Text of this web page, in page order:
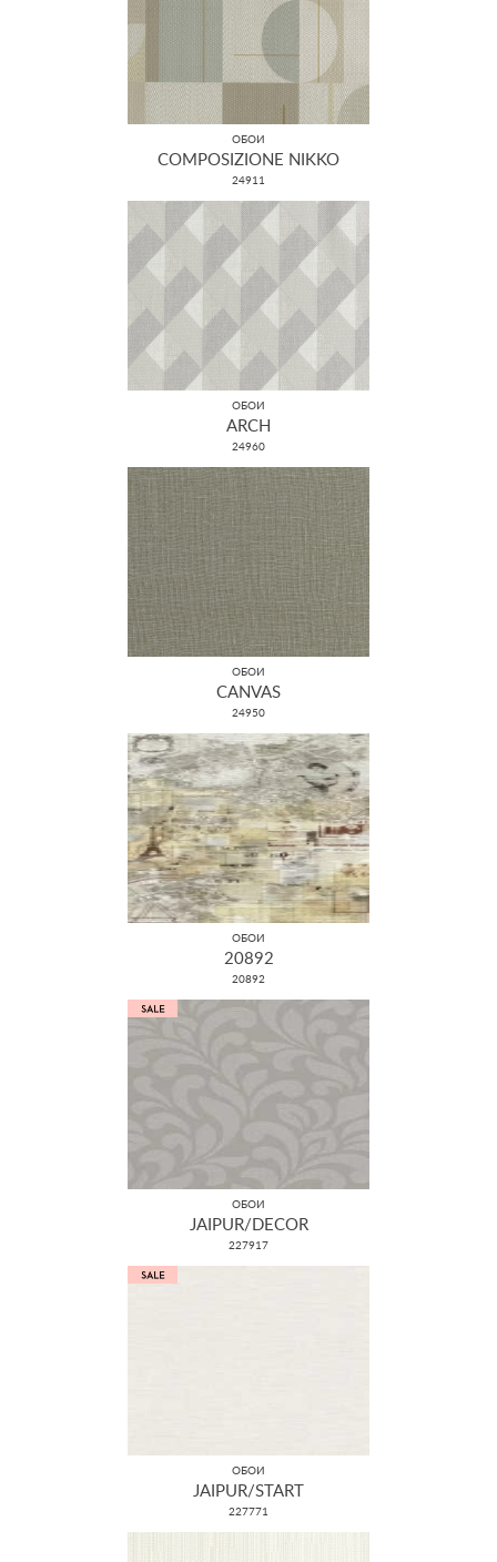
ОБОИ
COMPOSIZIONE NIKKO
24911
ОБОИ
ARCH
24960
ОБОИ
CANVAS
24950
ОБОИ
20892
20892
ОБОИ
JAIPUR/DECOR
227917
ОБОИ
JAIPUR/START
227771